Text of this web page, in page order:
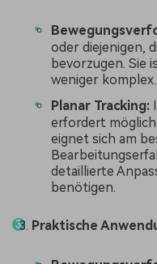
oder diejenigen,
bevorzugen. Sie
weniger komplex.
Planar Tracking:
erfordert
eignet sich am
detaillierte
benötigen.
Praktische